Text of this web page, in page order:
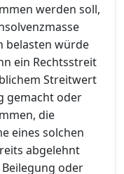
werden soll,
belasten würde
ein Rechtsstreit
Streitwert
gemacht oder
die
eines solchen
abgelehnt
oder